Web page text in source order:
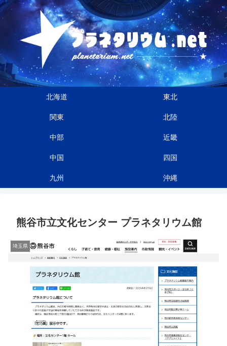
北海道 東北
関東 北陸
中部 近畿
中国 四国
九州 沖縄
熊谷市立文化センター プラネタリウム館
埼玉県